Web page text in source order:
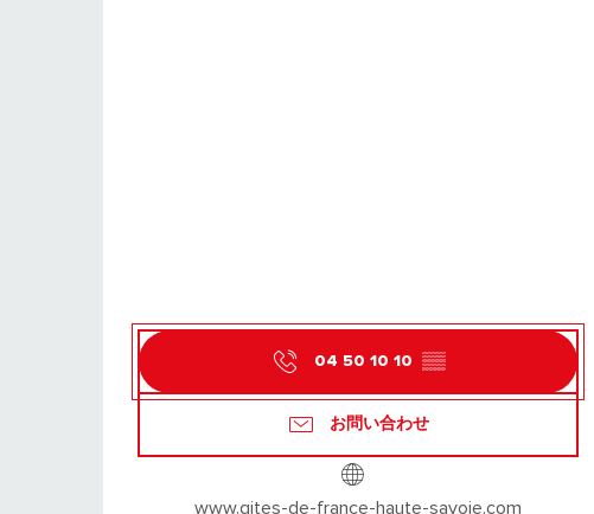
04 50 10 10 ▒▒
お問い合わせ
www.gites-de-france-haute-savoie.com